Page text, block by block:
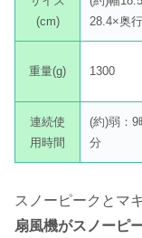
(cm)
28.4×奥
重量(g) 1300
連続使
用時間
(約)弱：9
分
スノーピークとマ
扇風機がスノーピ